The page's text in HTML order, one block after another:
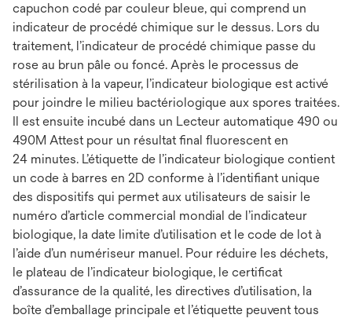
capuchon codé par couleur bleue, qui comprend un
indicateur de procédé chimique sur le dessus. Lors du
traitement, l’indicateur de procédé chimique passe du
rose au brun pâle ou foncé. Après le processus de
stérilisation à la vapeur, l’indicateur biologique est activé
pour joindre le milieu bactériologique aux spores traitées.
Il est ensuite incubé dans un Lecteur automatique 490 ou
490M Attest pour un résultat final fluorescent en
24 minutes. L’étiquette de l’indicateur biologique contient
un code à barres en 2D conforme à l’identifiant unique
des dispositifs qui permet aux utilisateurs de saisir le
numéro d’article commercial mondial de l’indicateur
biologique, la date limite d’utilisation et le code de lot à
l’aide d’un numériseur manuel. Pour réduire les déchets,
le plateau de l’indicateur biologique, le certificat
d’assurance de la qualité, les directives d’utilisation, la
boîte d’emballage principale et l’étiquette peuvent tous